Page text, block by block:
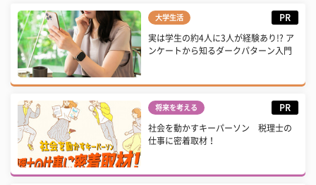
大学生活 PR
実は学生の約4人に3人が経験あり!? ア
ンケートから知るダークパターン入門
将来を考える PR
社会を動かすキーパーソン 税理士の
仕事に密着取材！